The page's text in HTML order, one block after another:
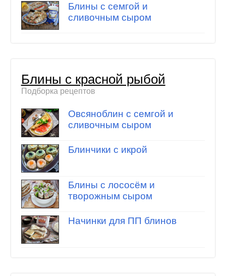
Блины с семгой и
сливочным сыром
Блины с красной рыбой
Подборка рецептов
Овсяноблин с семгой и
сливочным сыром
Блинчики с икрой
Блины с лососём и
творожным сыром
Начинки для ПП блинов